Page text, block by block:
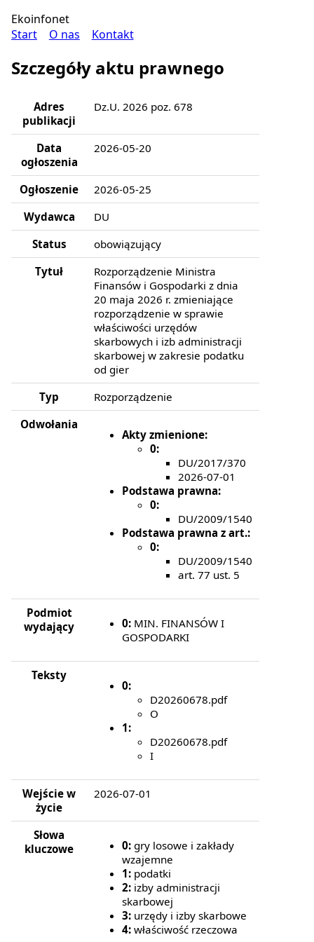
Ekoinfonet
Start
O nas Kontakt
Szczegóły aktu prawnego
Adres
publikacji
Dz.U. 2026 poz. 678
Data
ogłoszenia
2026-05-20
Ogłoszenie
2026-05-25
Wydawca
DU
Status
obowiązujący
Tytuł
Rozporządzenie Ministra
Finansów i Gospodarki z dnia
20 maja 2026 r. zmieniające
rozporządzenie w sprawie
właściwości urzędów
skarbowych i izb administracji
skarbowej w zakresie podatku
od gier
Typ
Rozporządzenie
Odwołania
Akty zmienione:
0:
DU/2017/370
2026-07-01
Podstawa prawna:
0:
DU/2009/1540
Podstawa prawna z art.:
0:
DU/2009/1540
art. 77 ust. 5
Podmiot
wydający
0:MIN. FINANSÓW I
GOSPODARKI
Teksty
0:
D20260678.pdf
O
1:
D20260678.pdf
I
Wejście w
życie
2026-07-01
Słowa
kluczowe
0:gry losowe i zakłady
wzajemne
1:podatki
2:izby administracji
skarbowej
3:urzędy i izby skarbowe
4:właściwość rzeczowa